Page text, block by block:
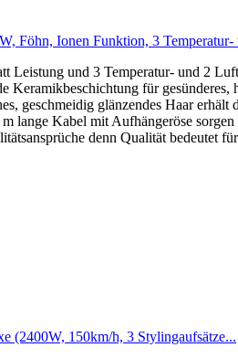
Föhn, Ionen Funktion, 3 Temperatur-
Leistung und 3 Temperatur- und 2
Keramikbeschichtung für gesünderes,
geschmeidig glänzendes Haar erhält
lange Kabel mit Aufhängeröse
denn Qualität bedeutet
(2400W, 150km/h, 3 Stylingaufsätze...